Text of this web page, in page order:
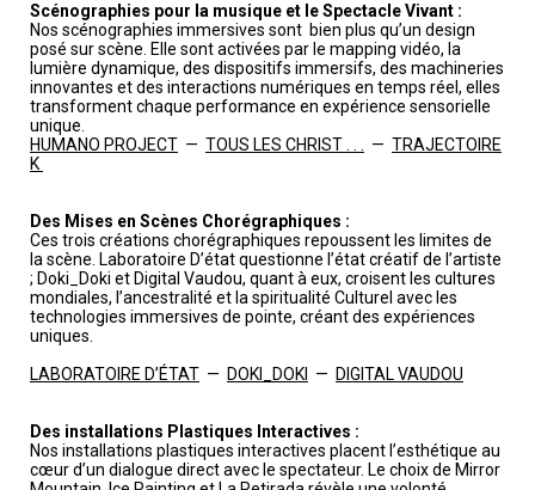
Scénographies pour la musique et le Spectacle Vivant :
Nos scénographies immersives sont bien plus qu’un design
posé sur scène. Elle sont activées par le mapping vidéo, la
lumière dynamique, des dispositifs immersifs, des machineries
innovantes et des interactions numériques en temps réel, elles
transforment chaque performance en expérience sensorielle
unique.
HUMANO PROJECT — TOUS LES CHRIST . . . — TRAJECTOIRE
K
Des Mises en Scènes Chorégraphiques :
Ces trois créations chorégraphiques repoussent les limites de
la scène. Laboratoire D’état questionne l’état créatif de l’artiste
; Doki_Doki et Digital Vaudou, quant à eux, croisent les cultures
mondiales, l’ancestralité et la spiritualité Culturel avec les
technologies immersives de pointe, créant des expériences
uniques.
LABORATOIRE D’ÉTAT — DOKI_DOKI — DIGITAL VAUDOU
Des installations Plastiques Interactives :
Nos installations plastiques interactives placent l’esthétique au
cœur d’un dialogue direct avec le spectateur. Le choix de Mirror